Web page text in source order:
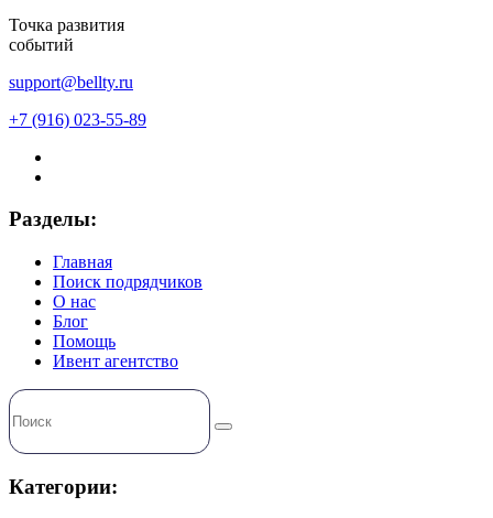
Точка развития
событий
support@bellty.ru
+7 (916) 023-55-89
Разделы:
Главная
Поиск подрядчиков
О нас
Блог
Помощь
Ивент агентство
Категории: